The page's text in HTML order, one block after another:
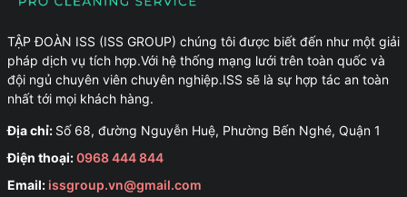
TẬP ĐOÀN ISS (ISS GROUP) chúng tôi được biết đến như một giải
pháp dịch vụ tích hợp.Với hệ thống mạng lưới trên toàn quốc và
đội ngủ chuyên viên chuyên nghiệp.ISS sẽ là sự hợp tác an toàn
nhất tới mọi khách hàng.
Địa chỉ: Số 68, đường Nguyễn Huệ, Phường Bến Nghé, Quận 1
Điện thoại:0968 444 844
Email: issgroup.vn@gmail.com